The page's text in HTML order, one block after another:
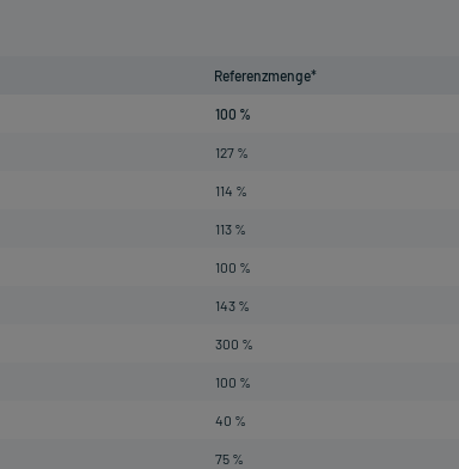
Referenzmenge*
100 %
127 %
114 %
113 %
100 %
143 %
300 %
100 %
40 %
75 %